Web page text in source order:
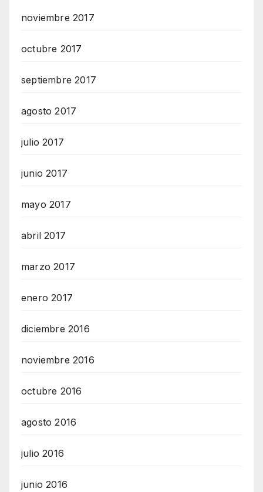
noviembre 2017
octubre 2017
septiembre 2017
agosto 2017
julio 2017
junio 2017
mayo 2017
abril 2017
marzo 2017
enero 2017
diciembre 2016
noviembre 2016
octubre 2016
agosto 2016
julio 2016
junio 2016